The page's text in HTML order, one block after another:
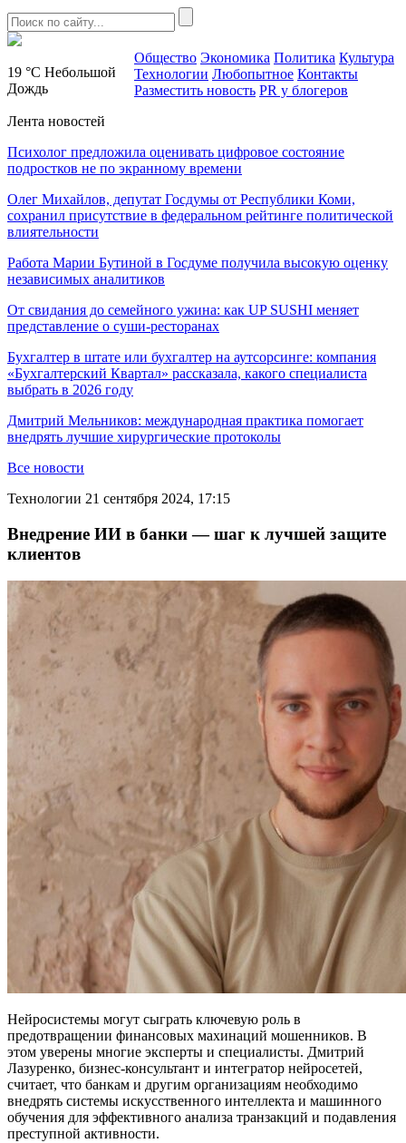
19 °C Небольшой
Дождь
Общество Экономика Политика Культура
Технологии Любопытное Контакты
Разместить новость PR у блогеров
Лента новостей
Психолог предложила оценивать цифровое состояние
подростков не по экранному времени
Олег Михайлов, депутат Госдумы от Республики Коми,
сохранил присутствие в федеральном рейтинге политической
влиятельности
Работа Марии Бутиной в Госдуме получила высокую оценку
независимых аналитиков
От свидания до семейного ужина: как UP SUSHI меняет
представление о суши-ресторанах
Бухгалтер в штате или бухгалтер на аутсорсинге: компания
«Бухгалтерский Квартал» рассказала, какого специалиста
выбрать в 2026 году
Дмитрий Мельников: международная практика помогает
внедрять лучшие хирургические протоколы
Все новости
Технологии 21 сентября 2024, 17:15
Внедрение ИИ в банки — шаг к лучшей защите
клиентов
Нейросистемы могут сыграть ключевую роль в
предотвращении финансовых махинаций мошенников. В
этом уверены многие эксперты и специалисты. Дмитрий
Лазуренко, бизнес-консультант и интегратор нейросетей,
считает, что банкам и другим организациям необходимо
внедрять системы искусственного интеллекта и машинного
обучения для эффективного анализа транзакций и подавления
преступной активности.